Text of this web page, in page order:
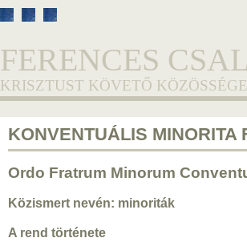
FERENCES
KRISZTUST KÖVETŐ
KONVENTUÁLIS MINORITA
Ordo Fratrum Minorum
Közismert nevén: minoriták
A rend története